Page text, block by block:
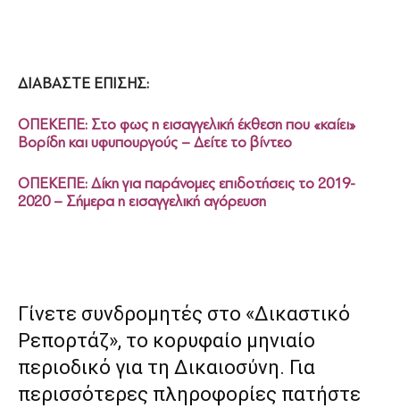
ΔΙΑΒΑΣΤΕ ΕΠΙΣΗΣ:
ΟΠΕΚΕΠΕ: Στο φως η εισαγγελική έκθεση που «καίει»
Βορίδη και υφυπουργούς – Δείτε το βίντεο
ΟΠΕΚΕΠΕ: Δίκη για παράνομες επιδοτήσεις το 2019-
2020 – Σήμερα η εισαγγελική αγόρευση
Γίνετε συνδρομητές στο «Δικαστικό
Ρεπορτάζ», το κορυφαίο μηνιαίο
περιοδικό για τη Δικαιοσύνη. Για
περισσότερες πληροφορίες πατήστε